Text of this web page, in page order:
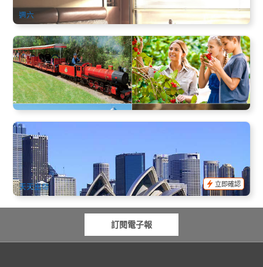
週六
拜倫灣雙拼一日遊：燈塔風光＋熱帶水果園 或 可倫賓動物園
(2選1) (中文) 黃金海岸出發
98 已預訂
AUD $179.00 OOL01168
悉尼觀光巴士半日遊｜3.5 小時導覽體驗｜一次玩遍悉尼歌劇
院、邦迪海灘與海港大橋
541 已預訂
AUD $48.00 49.00
SYD04115
天天出發
立即確認
訂閱電子報